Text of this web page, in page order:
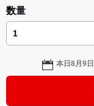
数量
本日8月9日